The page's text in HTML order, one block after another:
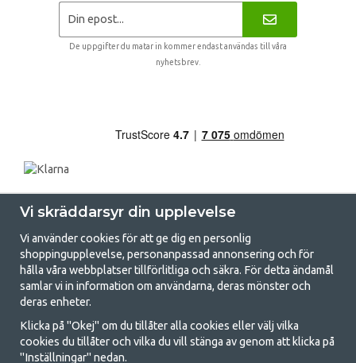
De uppgifter du matar in kommer endast användas till våra
nyhetsbrev.
GetCamping.se - Din butik för camping
och uteliv
Att campa kan antingen vara en livsstil eller ett sätt att samla familjen
Vi skräddarsyr din upplevelse
Vi använder cookies för att ge dig en personlig
shoppingupplevelse, personanpassad annonsering och för
hålla våra webbplatser tillförlitliga och säkra. För detta ändamål
samlar vi in information om användarna, deras mönster och
deras enheter.
Klicka på "Okej" om du tillåter alla cookies eller välj vilka
cookies du tillåter och vilka du vill stänga av genom att klicka på
"Inställningar" nedan.